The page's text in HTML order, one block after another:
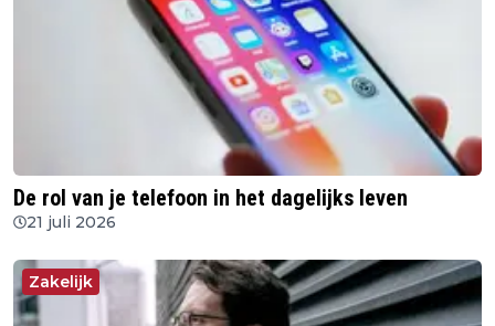
De rol van je telefoon in het dagelijks leven
21 juli 2026
Zakelijk